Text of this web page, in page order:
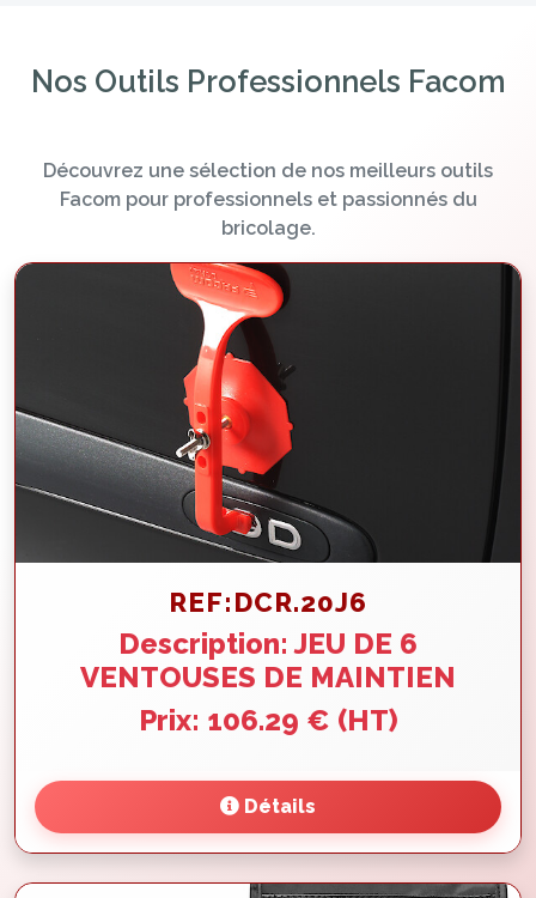
Nos Outils Professionnels Facom
Découvrez une sélection de nos meilleurs outils
Facom pour professionnels et passionnés du
bricolage.
REF:DCR.20J6
Description: JEU DE 6
VENTOUSES DE MAINTIEN
Prix: 106.29 € (HT)
Détails